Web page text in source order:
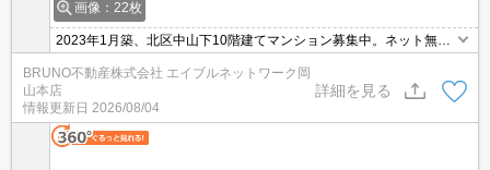
画像：22枚
2023年1月築、北区中山下10階建てマンション募集中。ネット無
BRUNO不動産株式会社 エイブルネットワーク岡
山本店
情報更新日 2026/08/04
詳細を見る